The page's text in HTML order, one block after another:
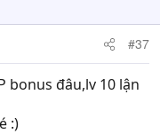
#37
bonus đâu,lv 10 lận
:)